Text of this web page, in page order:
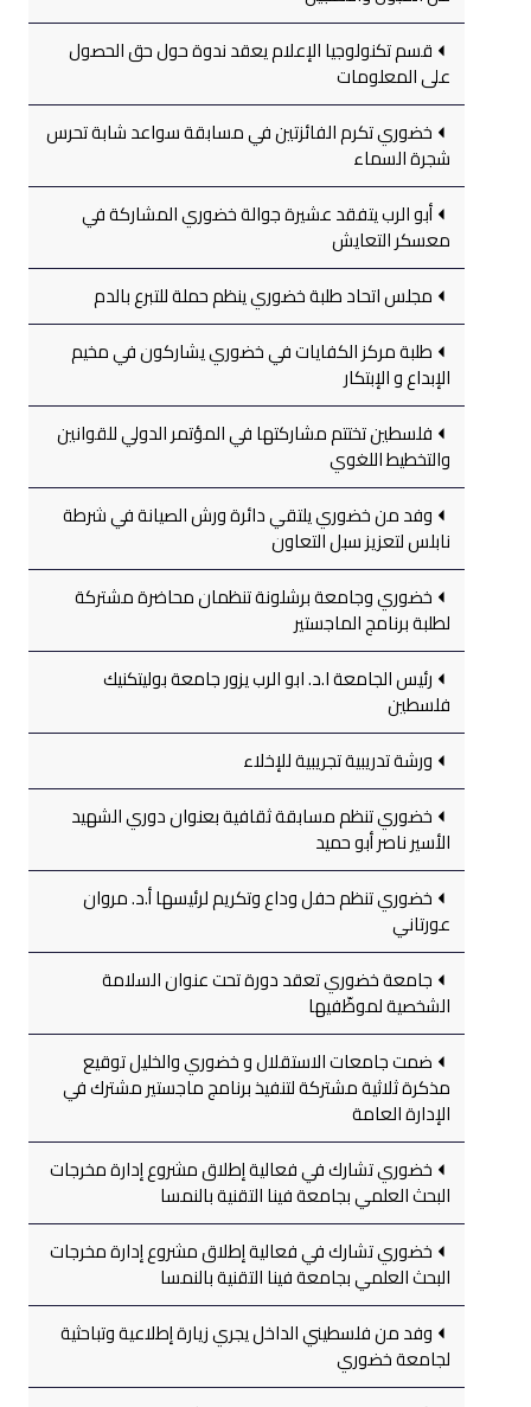
قسم تكنولوجيا الإعلام يعقد ندوة حول حق الحصول
على المعلومات
خضوري تكرم الفائزتين في مسابقة سواعد شابة تحرس
شجرة السماء
أبو الرب يتفقد عشيرة جوالة خضوري المشاركة في
معسكر التعايش
مجلس اتحاد طلبة خضوري ينظم حملة للتبرع بالدم
طلبة مركز الكفايات في خضوري يشاركون في مخيم
الإبداع و الإبتكار
فلسطين تختتم مشاركتها في المؤتمر الدولي للقوانين
والتخطيط اللغوي
وفد من خضوري يلتقي دائرة ورش الصيانة في شرطة
نابلس لتعزيز سبل التعاون
خضوري وجامعة برشلونة تنظمان محاضرة مشتركة
لطلبة برنامج الماجستير
رئيس الجامعة ا.د. ابو الرب يزور جامعة بوليتكنيك
فلسطين
ورشة تدريبية تجريبية للإخلاء
خضوري تنظم مسابقة ثقافية بعنوان دوري الشهيد
الأسير ناصر أبو حميد
خضوري تنظم حفل وداع وتكريم لرئيسها أ.د. مروان
عورتاني
جامعة خضوري تعقد دورة تحت عنوان السلامة
الشخصية لموظّفيها
ضمت جامعات الاستقلال و خضوري والخليل توقيع
مذكرة ثلاثية مشتركة لتنفيذ برنامج ماجستير مشترك في
الإدارة العامة
خضوري تشارك في فعالية إطلاق مشروع إدارة مخرجات
البحث العلمي بجامعة فينا التقنية بالنمسا
خضوري تشارك في فعالية إطلاق مشروع إدارة مخرجات
البحث العلمي بجامعة فينا التقنية بالنمسا
وفد من فلسطيني الداخل يجري زيارة إطلاعية وتباحثية
لجامعة خضوري